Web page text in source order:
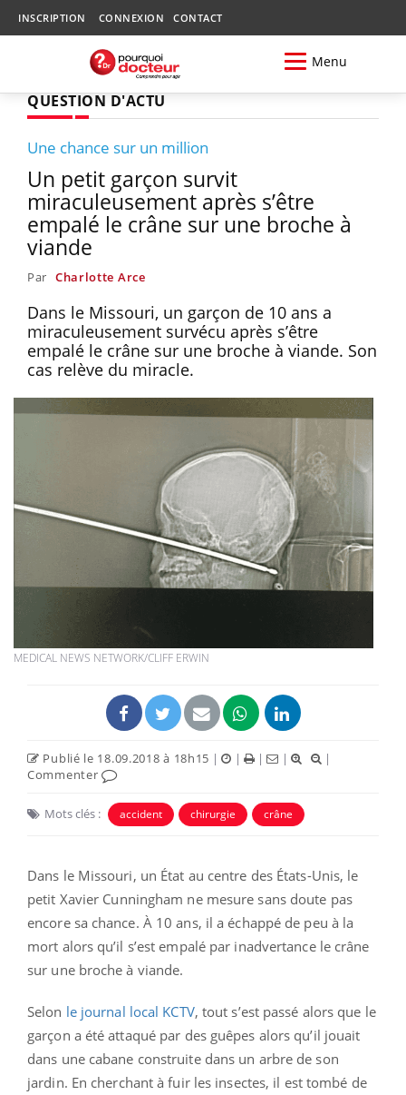
INSCRIPTION CONNEXION CONTACT
Menu
QUESTION D'ACTU
Une chance sur un million
Un petit garçon survit
miraculeusement après s’être
empalé le crâne sur une broche à
viande
Par Charlotte Arce
Dans le Missouri, un garçon de 10 ans a
miraculeusement survécu après s’être
empalé le crâne sur une broche à viande. Son
cas relève du miracle.
MEDICAL NEWS NETWORK/CLIFF ERWIN
Publié le 18.09.2018 à 18h15 | | | |
|
Commenter
Mots clés : accident chirurgie crâne
Dans le Missouri, un État au centre des États-Unis, le
petit Xavier Cunningham ne mesure sans doute pas
encore sa chance. À 10 ans, il a échappé de peu à la
mort alors qu’il s’est empalé par inadvertance le crâne
sur une broche à viande.
Selon le journal local KCTV, tout s’est passé alors que le
garçon a été attaqué par des guêpes alors qu’il jouait
dans une cabane construite dans un arbre de son
jardin. En cherchant à fuir les insectes, il est tombé de